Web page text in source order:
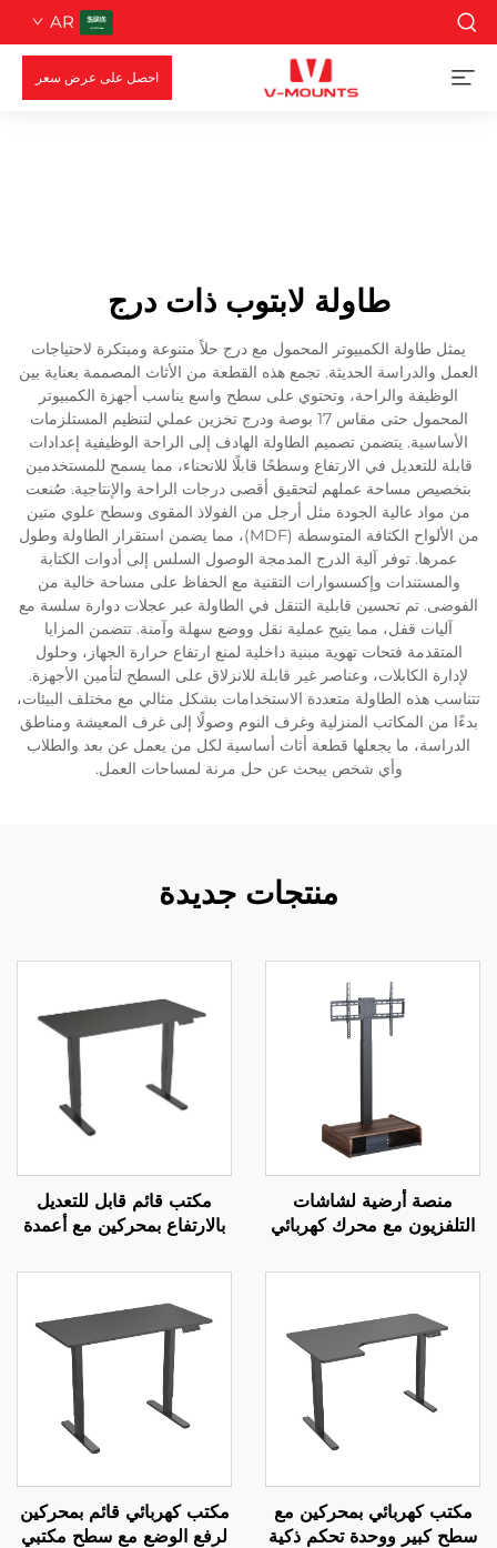
AR
احصل على عرض سعر
طاولة لابتوب ذات درج
يمثل طاولة الكمبيوتر المحمول مع درج حلاً متنوعة ومبتكرة لاحتياجات
العمل والدراسة الحديثة. تجمع هذه القطعة من الأثاث المصممة بعناية بين
الوظيفة والراحة، وتحتوي على سطح واسع يناسب أجهزة الكمبيوتر
المحمول حتى مقاس 17 بوصة ودرج تخزين عملي لتنظيم المستلزمات
الأساسية. يتضمن تصميم الطاولة الهادف إلى الراحة الوظيفية إعدادات
قابلة للتعديل في الارتفاع وسطحًا قابلًا للانحناء، مما يسمح للمستخدمين
بتخصيص مساحة عملهم لتحقيق أقصى درجات الراحة والإنتاجية. صُنعت
من مواد عالية الجودة مثل أرجل من الفولاذ المقوى وسطح علوي متين
من الألواح الكثافة المتوسطة (MDF)، مما يضمن استقرار الطاولة وطول
عمرها. توفر آلية الدرج المدمجة الوصول السلس إلى أدوات الكتابة
والمستندات وإكسسوارات التقنية مع الحفاظ على مساحة خالية من
الفوضى. تم تحسين قابلية التنقل في الطاولة عبر عجلات دوارة سلسة مع
آليات قفل، مما يتيح عملية نقل ووضع سهلة وآمنة. تتضمن المزايا
المتقدمة فتحات تهوية مبنية داخلية لمنع ارتفاع حرارة الجهاز، وحلول
لإدارة الكابلات، وعناصر غير قابلة للانزلاق على السطح لتأمين الأجهزة.
تتناسب هذه الطاولة متعددة الاستخدامات بشكل مثالي مع مختلف البيئات،
بدءًا من المكاتب المنزلية وغرف النوم وصولًا إلى غرف المعيشة ومناطق
الدراسة، ما يجعلها قطعة أثاث أساسية لكل من يعمل عن بعد والطلاب
وأي شخص يبحث عن حل مرنة لمساحات العمل.
منتجات جديدة
منصة أرضية لشاشات
التلفزيون مع محرك كهربائي
كهربائي قابل للتمديد
مكتب قائم قابل للتعديل
بالارتفاع بمحركين مع أعمدة
مراحل ووظيفة إعدادات
JSD2-01-D-1P
مكتب كهربائي بمحركين مع
سطح كبير ووحدة تحكم ذكية
مكتب كهربائي قائم بمحركين
لرفع الوضع مع سطح مكتبي